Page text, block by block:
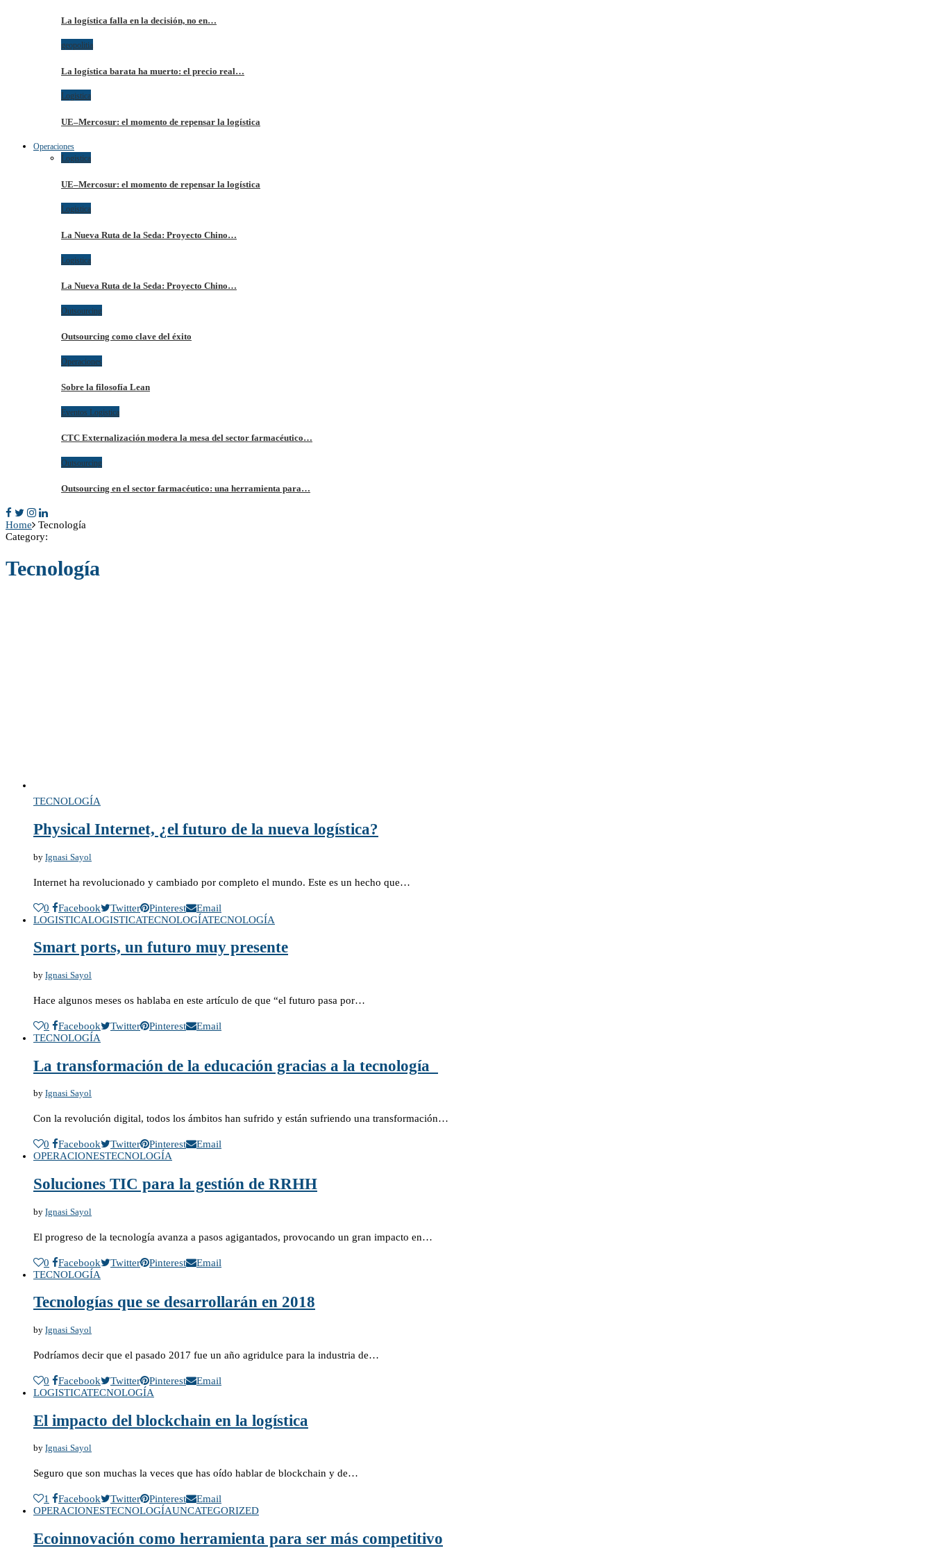
La logística falla en la decisión, no en…
geopolitia
La logística barata ha muerto: el precio real…
Logistica
UE–Mercosur: el momento de repensar la logística
Operaciones
Logistica
UE–Mercosur: el momento de repensar la logística
Logistica
La Nueva Ruta de la Seda: Proyecto Chino…
Logistica
La Nueva Ruta de la Seda: Proyecto Chino…
Outsourcing
Outsourcing como clave del éxito
Operaciones
Sobre la filosofía Lean
Eventos Logistica
CTC Externalización modera la mesa del sector farmacéutico…
Outsourcing
Outsourcing en el sector farmacéutico: una herramienta para…
Home
Tecnología
Category:
Tecnología
TECNOLOGÍA
Physical Internet, ¿el futuro de la nueva logística?
by Ignasi Sayol
Internet ha revolucionado y cambiado por completo el mundo. Este es un hecho que…
0 Facebook Twitter Pinterest
Email
LOGISTICALOGISTICATECNOLOGÍATECNOLOGÍA
Smart ports, un futuro muy presente
by Ignasi Sayol
Hace algunos meses os hablaba en este artículo de que “el futuro pasa por…
0 Facebook Twitter Pinterest
Email
TECNOLOGÍA
La transformación de la educación gracias a la tecnología
by Ignasi Sayol
Con la revolución digital, todos los ámbitos han sufrido y están sufriendo una transformación…
0 Facebook Twitter Pinterest
Email
OPERACIONESTECNOLOGÍA
Soluciones TIC para la gestión de RRHH
by Ignasi Sayol
El progreso de la tecnología avanza a pasos agigantados, provocando un gran impacto en…
0 Facebook Twitter Pinterest
Email
TECNOLOGÍA
Tecnologías que se desarrollarán en 2018
by Ignasi Sayol
Podríamos decir que el pasado 2017 fue un año agridulce para la industria de…
0 Facebook Twitter Pinterest
Email
LOGISTICATECNOLOGÍA
El impacto del blockchain en la logística
by Ignasi Sayol
Seguro que son muchas la veces que has oído hablar de blockchain y de…
1 Facebook Twitter Pinterest
Email
OPERACIONESTECNOLOGÍAUNCATEGORIZED
Ecoinnovación como herramienta para ser más competitivo